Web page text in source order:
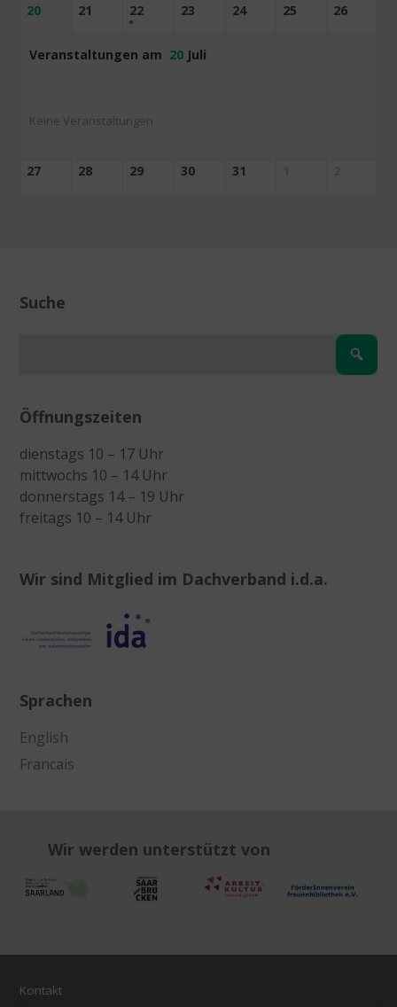
20 21 22 23 24 25 26
Veranstaltungen am 20 Juli
Keine Veranstaltungen
27 28 29 30 31
Suche
Öffnungszeiten
dienstags 10 – 17 Uhr
mittwochs 10 – 14 Uhr
donnerstags 14 – 19 Uhr
freitags 10 – 14 Uhr
Wir sind Mitglied im Dachverband i.d.a.
Sprachen
English
Francais
Wir werden unterstützt von
Kontakt